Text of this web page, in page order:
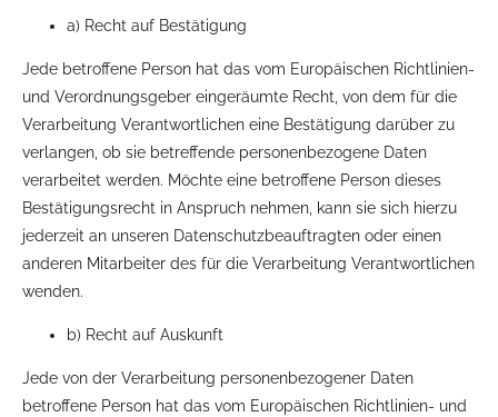
a) Recht auf Bestätigung
Jede betroffene Person hat das vom Europäischen Richtlinien-
und Verordnungsgeber eingeräumte Recht, von dem für die
Verarbeitung Verantwortlichen eine Bestätigung darüber zu
verlangen, ob sie betreffende personenbezogene Daten
verarbeitet werden. Möchte eine betroffene Person dieses
Bestätigungsrecht in Anspruch nehmen, kann sie sich hierzu
jederzeit an unseren Datenschutzbeauftragten oder einen
anderen Mitarbeiter des für die Verarbeitung Verantwortlichen
wenden.
b) Recht auf Auskunft
Jede von der Verarbeitung personenbezogener Daten
betroffene Person hat das vom Europäischen Richtlinien- und